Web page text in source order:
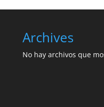
Archives
No hay archivos que